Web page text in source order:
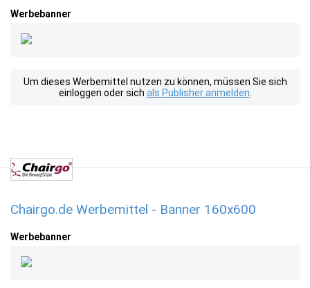
Werbebanner
Um dieses Werbemittel nutzen zu können, müssen Sie sich
einloggen oder sich als Publisher anmelden
Chairgo.de Werbemittel - Banner 160x600
Werbebanner